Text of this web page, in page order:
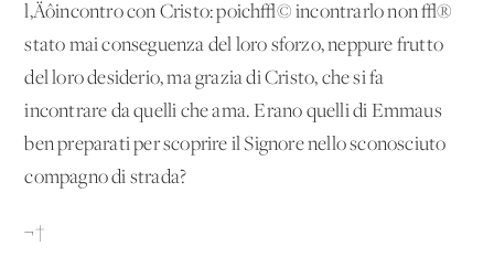
l‚Äôincontro con Cristo: poich√© incontrarlo non √®
stato mai conseguenza del loro sforzo, neppure frutto
del loro desiderio, ma grazia di Cristo, che si fa
incontrare da quelli che ama. Erano quelli di Emmaus
ben preparati per scoprire il Signore nello sconosciuto
compagno di strada?
¬†